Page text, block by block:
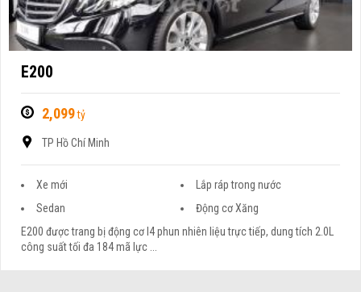
E200
2,099tỷ
TP Hồ Chí Minh
Xe mới
Lắp ráp trong nước
Sedan
Động cơ Xăng
E200 được trang bị động cơ I4 phun nhiên liệu trực tiếp, dung tích 2.0L
công suất tối đa 184 mã lực ...